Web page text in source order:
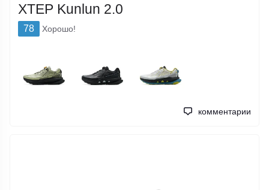
XTEP Kunlun 2.0
78 Хорошо!
комментарии